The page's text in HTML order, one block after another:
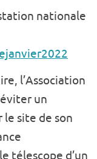
nationale
l’Association
un
le site de son